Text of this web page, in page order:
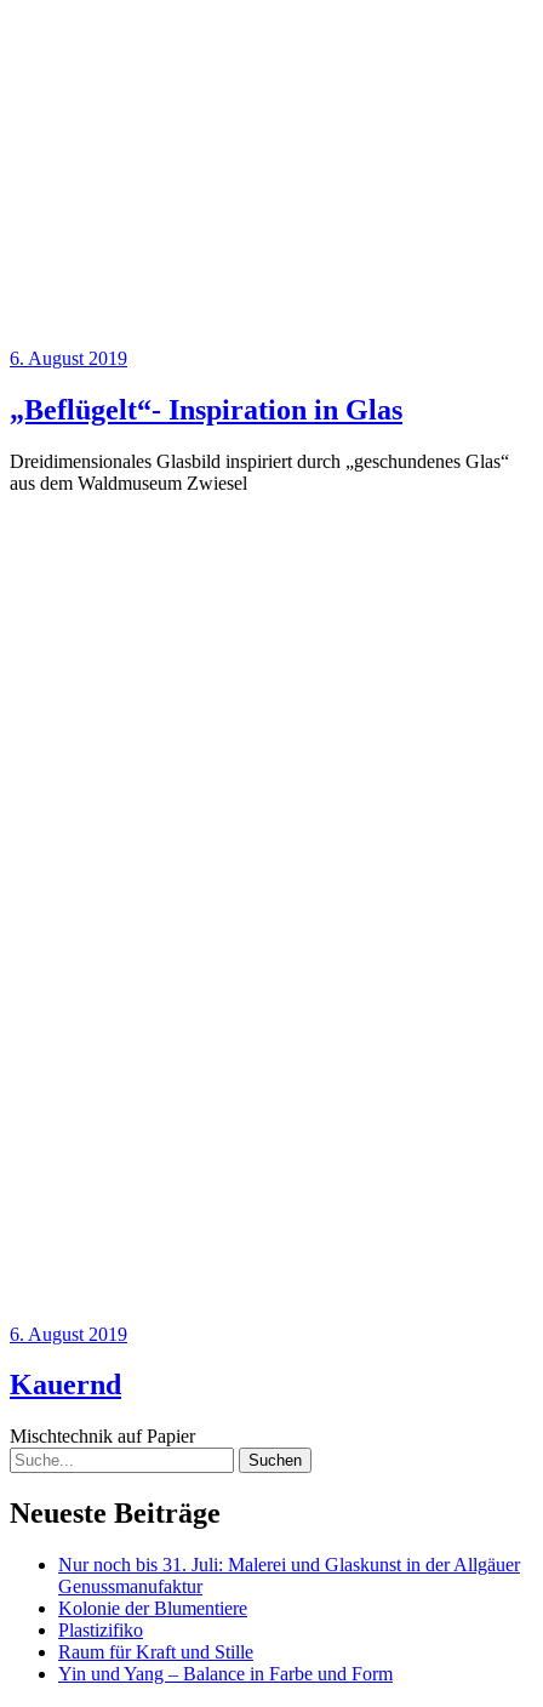
6. August 2019
„Beflügelt“- Inspiration in Glas
Dreidimensionales Glasbild inspiriert durch „geschundenes Glas“
aus dem Waldmuseum Zwiesel
6. August 2019
Kauernd
Mischtechnik auf Papier
Suche
Neueste Beiträge
Nur noch bis 31. Juli: Malerei und Glaskunst in der Allgäuer
Genussmanufaktur
Kolonie der Blumentiere
Plastizifiko
Raum für Kraft und Stille
Yin und Yang – Balance in Farbe und Form